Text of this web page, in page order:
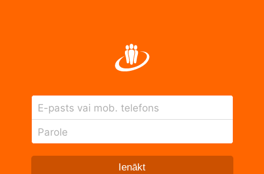
E-pasts vai mob. telefons
Parole
Ienākt